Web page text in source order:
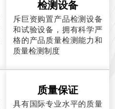
检测设备
斥巨资购置产品检测设备
和试验设备，拥有科学严
格的产品质量检测能力和
质量检测制度
质量保证
具有国际专业水平的质量